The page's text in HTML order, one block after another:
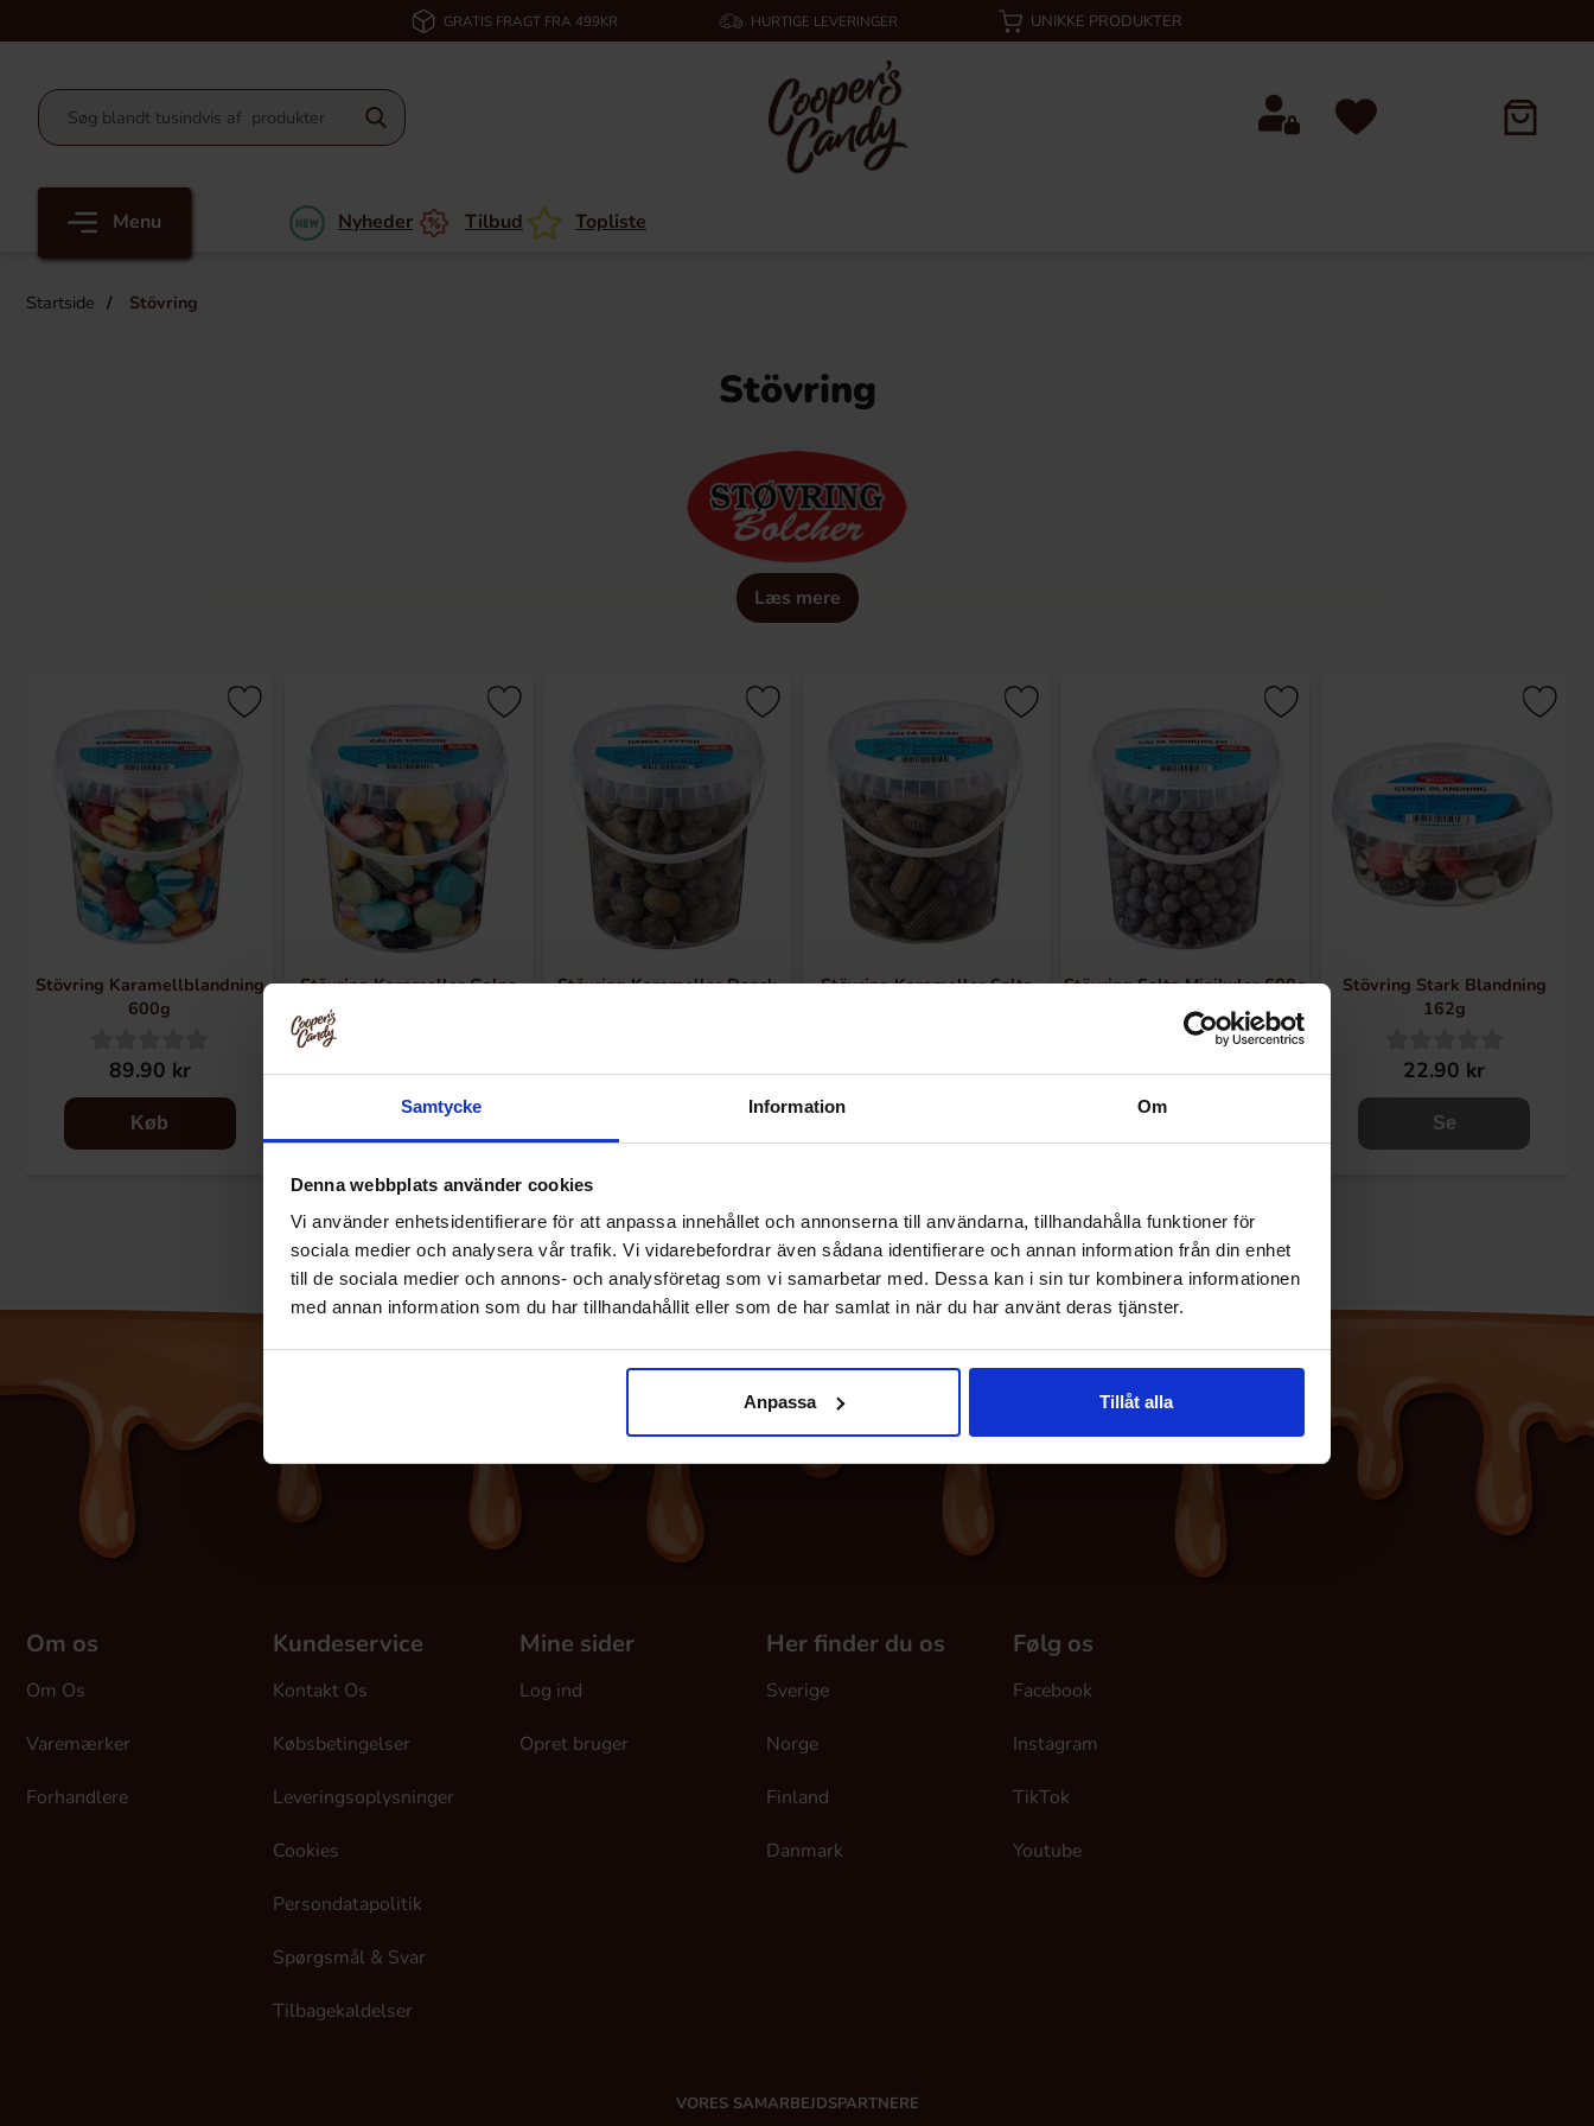
Samtycke Information Om
Denna webbplats använder cookies
Vi använder enhetsidentifierare för att anpassa innehållet och annonserna till användarna, tillhandahålla funktioner för
sociala medier och analysera vår trafik. Vi vidarebefordrar även sådana identifierare och annan information från din enhet
till de sociala medier och annons- och analysföretag som vi samarbetar med. Dessa kan i sin tur kombinera informationen
med annan information som du har tillhandahållit eller som de har samlat in när du har använt deras tjänster.
Anpassa Tillåt alla
GRATIS FRAGT FRA 499KR HURTIGE LEVERINGER UNIKKE PRODUKTER
Menu Nyheder Tilbud Topliste
Startside Stövring
Stövring
Læs mere
karamel elsker eller nysgerrig efter at prÃ¸ve noget nyt, giver Støvring Karameller dig en Ã¦gte smagsoplevelse i hver bid.
Hvorfor VÃ¦lge Støvring Karameller?
Autentisk Smag : Fremstillet efter gamle danske opskrifter, der giver en Ã¦gte og fyldig smagsoplevelse.
HÃ¸j Kvalitet
: Brug af nÃ¸je udvalgte ingredienser for at sikre den bedste smag og konsistens.
Bredt Udvalg: Et stort sortiment af smagsvarianter, der tilfredsstiller alle smagslÃ¸g, fra klassisk smÃ¸rkaramel til mere innovative
Med Støvring Karameller fÃ¥r du mere end bare en slikbid - du fÃ¥r en bid af dansk tradition og kvalitet. Uanset om du vil nyde dem
selv eller dele med nÃ¦re og kÃ¦re, er disse karameller det perfekte valg for enhver lejlighed.
Oplev den uimodstÃ¥elige smag af Støvring Karameller og lad dig forfÃ¸re af deres unikke kombination af tradition og nydelse.
Stövring Karamellblandning
600g
89.90 kr
Køb
Stövring Karameller Galna
84.90 kr
Stövring Karameller Dansk
89.90 kr
Stövring Karameller Salta
89.90 kr
Stövring Salta Minikulor 600g
79.90 kr
Stövring Stark Blandning
162g
22.90 kr
Se
Om os
Om Os
Varemærker
Forhandlere
Kundeservice
Kontakt Os
Købsbetingelser
Leveringsoplysninger
Cookies
Persondatapolitik
Spørgsmål & Svar
Tilbagekaldelser
Mine sider
Log ind
Opret bruger
Her finder du os
Sverige
Norge
Finland
Danmark
Følg os
Facebook
Instagram
TikTok
Youtube
VORES SAMARBEJDSPARTNERE